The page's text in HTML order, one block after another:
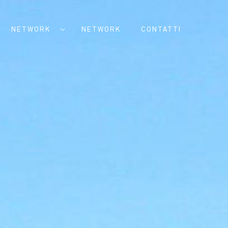
NETWORK NETWORK CONTATTI